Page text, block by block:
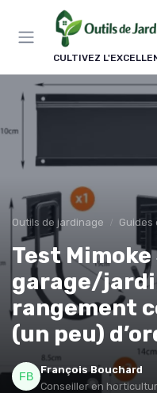
CULTIVEZ
Outils de jardinage Guides
Test
garage/
rangement
(un peu)
François Bouchard
Conseiller en
Panneau de gestion des